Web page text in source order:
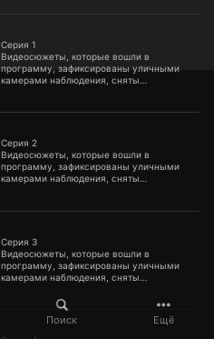
Поиск Ещё
Серия 1
Видеосюжеты, которые вошли в
программу, зафиксированы уличными
камерами наблюдения, сняты
средства, у которых есть функция REC.
Серия 2
Видеосюжеты, которые вошли в
программу, зафиксированы уличными
камерами наблюдения, сняты
средства, у которых есть функция REC.
Серия 3
Видеосюжеты, которые вошли в
программу, зафиксированы уличными
камерами наблюдения, сняты
телефоны или другие технические
средства, у которых есть функция REC.